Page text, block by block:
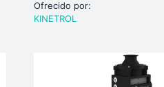
Ofrecido por:
KINETROL